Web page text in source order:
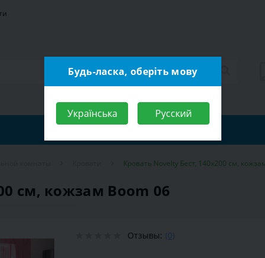
Кровать Novelty Бест, 140х200 см,
см, кожзам Boom 06
Отзывы: (0)
Будь-ласка, оберіть мову
Українська Русский